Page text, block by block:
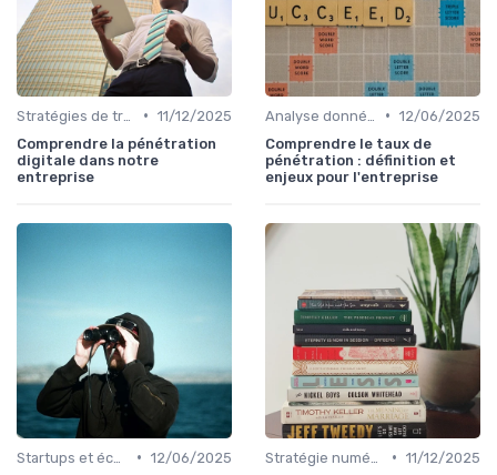
• 11/12/2025
Comprendre la pénétration
digitale dans notre
entreprise
• 12/06/2025
Comprendre le taux de
pénétration : définition et
enjeux pour l'entreprise
• 12/06/2025
• 11/12/2025